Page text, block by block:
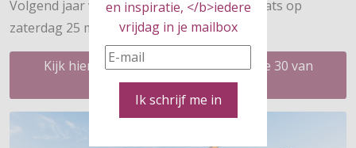
en inspiratie, </b>iedere
vrijdag in je mailbox
Ik schrijf me in
Volgend jaar vindt de 30 van Zandvoort plaats op
zaterdag 25 maart 2023.
Kijk hier voor meer informatie over de 30 van
Zandvoort